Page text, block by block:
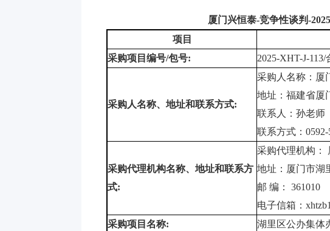
厦门兴恒泰-竞争性谈判-
项目
采购项目编号/包号: 2025-XHT-J-113/
采购人名称、地址和联系方式:
采购人名称： 厦
地址：福建省厦
联系人：孙老师
联系方式：
采购代理机构名称、地址和联系方
式:
采购代理机构：
地址： 厦门市湖
邮 编：
361010
电子信箱：
采购项目名称:
湖里区公办集体